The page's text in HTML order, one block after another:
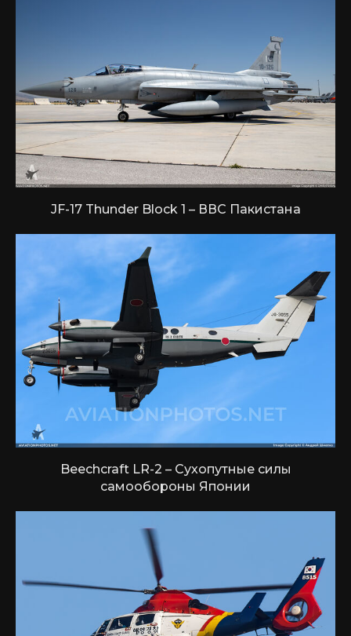
JF-17 Thunder Block 1 – ВВС Пакистана
Beechcraft LR-2 – Сухопутные силы
самообороны Японии